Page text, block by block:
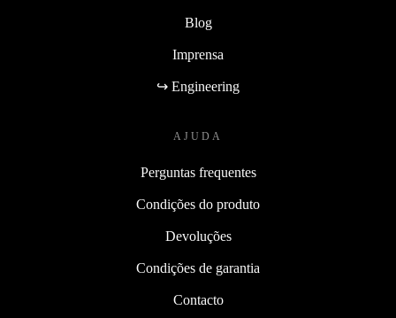
Blog
Imprensa
↪ Engineering
AJUDA
Perguntas frequentes
Condições do produto
Devoluções
Condições de garantia
Contacto